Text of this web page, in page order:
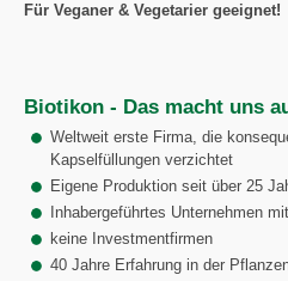
Für Veganer & Vegetarier geeignet!
Biotikon - Das macht uns
Weltweit erste Firma, die
Kapselfüllungen verzichtet
Eigene Produktion seit über 25
Inhabergeführtes Unternehmen
keine Investmentfirmen
40 Jahre Erfahrung in der